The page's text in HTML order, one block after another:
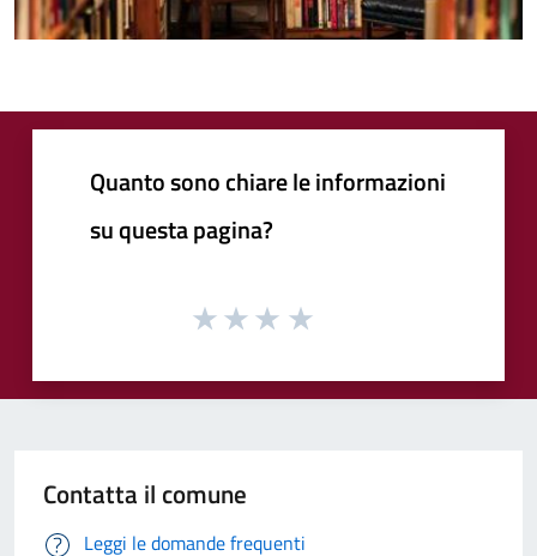
Quanto sono chiare le informazioni
su questa pagina?
Contatta il comune
Leggi le domande frequenti